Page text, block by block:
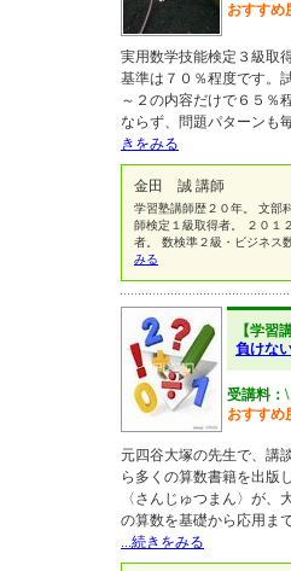
おすすめ
実用数学技能検定３級取
基準は７０％程度です。
～２の内容だけで６５％
ならず、問題パターンも
きをみる
金田 誠 講師
学習塾講師歴２０年。 文
師検定１級取得者。 ２０１
者。 数検準２級・ビジネス
みる
【学習
負けな
受講料：\
おすすめ
元四谷大塚の先生で、講
ら多くの算数書籍を出版
〈さんじゅつまん〉が
の算数を基礎から応用ま
...続きをみる